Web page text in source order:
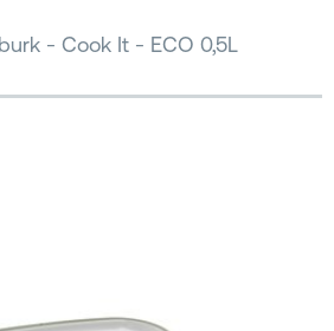
- Cook It - ECO 0,5L